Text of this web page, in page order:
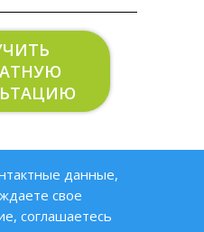
Олеся
ЗАДАЧА?
квартиры –
блок. Монтаж
данные,
свое
соглашаетесь